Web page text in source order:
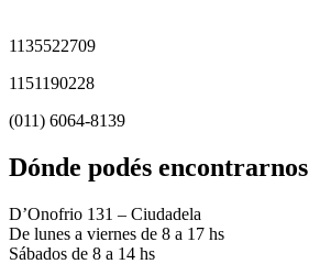
1135522709
1151190228
(011) 6064-8139
Dónde podés encontrarnos
D’Onofrio 131 – Ciudadela
De lunes a viernes de 8 a 17 hs
Sábados de 8 a 14 hs